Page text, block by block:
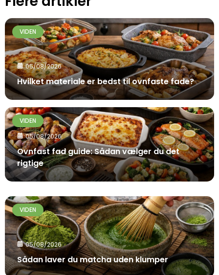
VIDEN
05/08/2026
Hvilket materiale er bedst til ovnfaste fade?
VIDEN
05/08/2026
Ovnfast fad guide: Sådan vælger du det
rigtige
VIDEN
05/08/2026
Sådan laver du matcha uden klumper